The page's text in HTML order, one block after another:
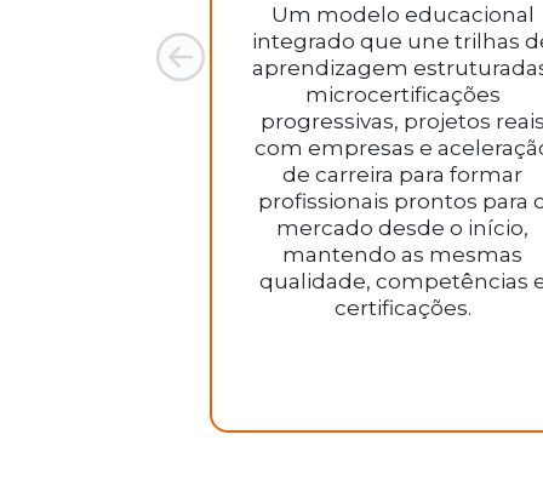
Um modelo educacional
integrado que une trilhas
aprendizagem
microcertificações
progressivas, projetos reais
com empresas e
de carreira para formar
profissionais prontos para
mercado desde o início,
mantendo as mesmas
qualidade, competências
certificações.